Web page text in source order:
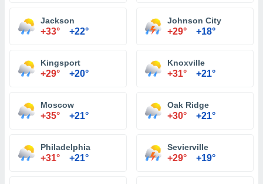
Jackson
+33° +22°
Johnson City
+29° +18°
Kingsport
+29° +20°
Knoxville
+31° +21°
Moscow
+35° +21°
Oak Ridge
+30° +21°
Philadelphia
+31° +21°
Sevierville
+29° +19°